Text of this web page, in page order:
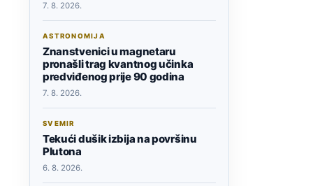
7. 8. 2026.
ASTRONOMIJA
Znanstvenici u magnetaru
pronašli trag kvantnog učinka
predviđenog prije 90 godina
7. 8. 2026.
SVEMIR
Tekući dušik izbija na površinu
Plutona
6. 8. 2026.